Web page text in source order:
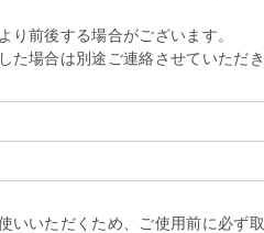
前後する場合がございます。
た場合は別途ご連絡させていただき
いいただくため、ご使用前に必ず取